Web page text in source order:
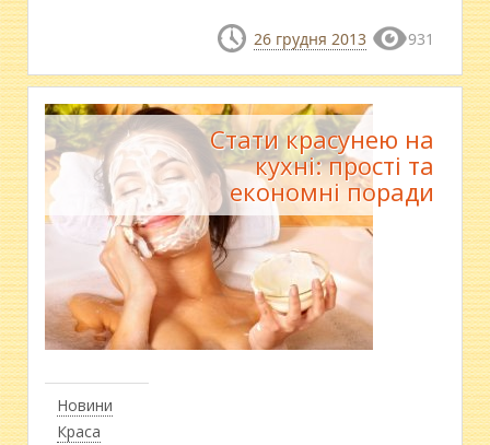
26 грудня 2013 931
Новини
Краса
Стати красунею на
кухні: прості та
економні поради